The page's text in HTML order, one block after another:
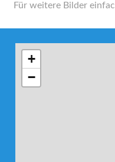
Für weitere Bilder
+
−